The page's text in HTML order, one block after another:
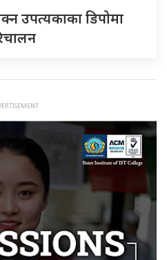
उपत्यकाका डिपोमा